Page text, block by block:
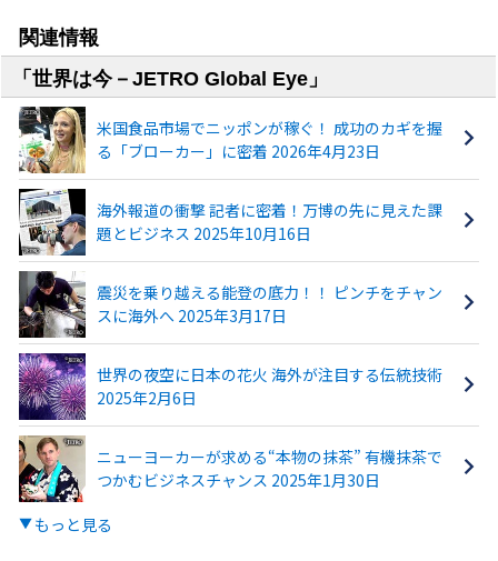
関連情報
「世界は今－JETRO Global Eye」
米国食品市場でニッポンが稼ぐ！ 成功のカギを握
る「ブローカー」に密着 2026年4月23日
海外報道の衝撃 記者に密着！万博の先に見えた課
題とビジネス 2025年10月16日
震災を乗り越える能登の底力！！ ピンチをチャン
スに海外へ 2025年3月17日
世界の夜空に日本の花火 海外が注目する伝統技術
2025年2月6日
ニューヨーカーが求める“本物の抹茶” 有機抹茶で
つかむビジネスチャンス 2025年1月30日
もっと見る